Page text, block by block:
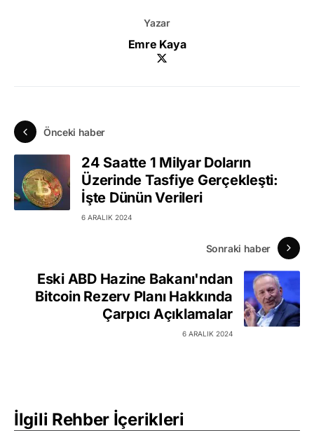
Yazar
Emre Kaya
Önceki haber
24 Saatte 1 Milyar Doların
Üzerinde Tasfiye Gerçekleşti:
İşte Dünün Verileri
6 ARALIK 2024
Sonraki haber
Eski ABD Hazine Bakanı'ndan
Bitcoin Rezerv Planı Hakkında
Çarpıcı Açıklamalar
6 ARALIK 2024
İlgili Rehber İçerikleri